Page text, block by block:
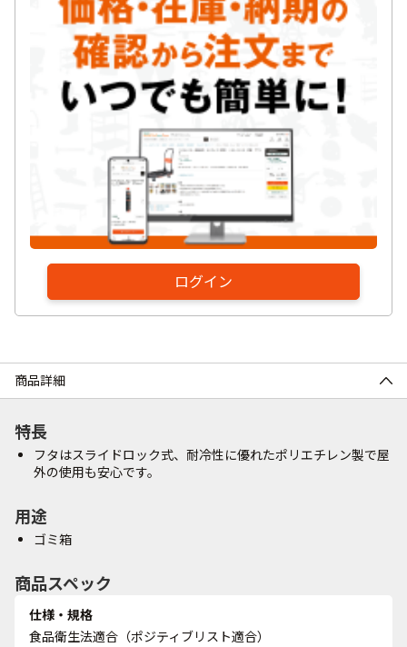
ログイン
商品詳細
特長
フタはスライドロック式、耐冷性に優れたポリエチレン製で屋
外の使用も安心です。
用途
ゴミ箱
商品スペック
仕様・規格
食品衛生法適合（ポジティブリスト適合）